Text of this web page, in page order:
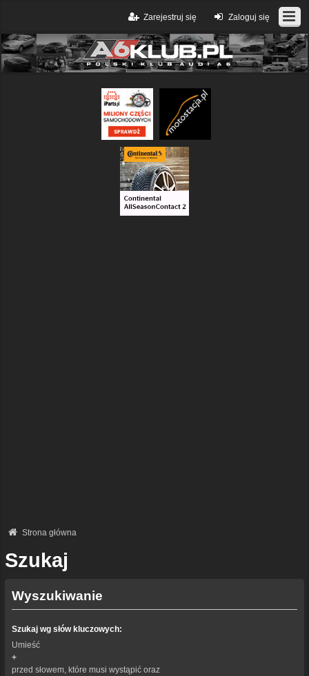
Zaloguj się
Zarejestruj się
Strona główna
Szukaj
Wyszukiwanie
Szukaj wg słów kluczowych:
Umieść
+
przed słowem, które musi wystąpić oraz